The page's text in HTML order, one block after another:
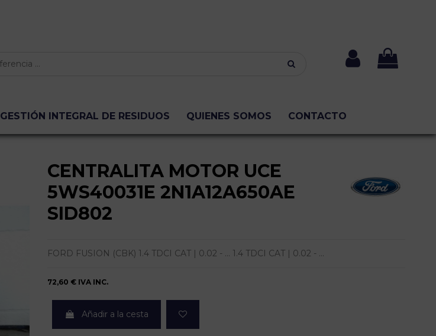
GESTIÓN INTEGRAL DE RESIDUOS QUIENES SOMOS CONTACTO
CENTRALITA MOTOR UCE
5WS40031E 2N1A12A650AE
SID802
FORD FUSION (CBK) 1.4 TDCI CAT | 0.02 - ... 1.4 TDCI CAT | 0.02 - ...
72,60 € IVA INC.
Añadir a la cesta